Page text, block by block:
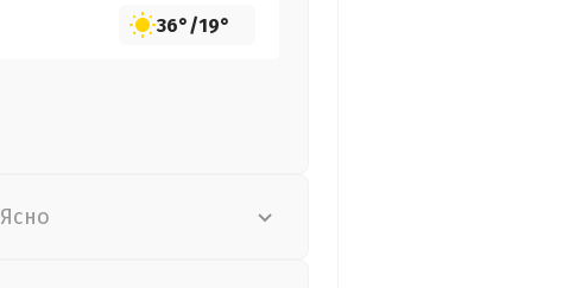
36°/19°
Ясно